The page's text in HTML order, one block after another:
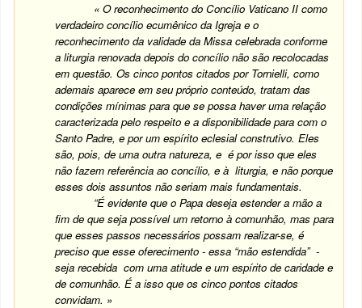
« O reconhecimento do Concílio Vaticano II como
verdadeiro concílio ecumênico da Igreja e o
reconhecimento da validade da Missa celebrada conforme
a liturgia renovada depois do concílio não são recolocadas
em questão. Os cinco pontos citados por Tornielli, como
ademais aparece em seu próprio conteúdo, tratam das
condições mínimas para que se possa haver uma relação
caracterizada pelo respeito e a disponibilidade para com o
Santo Padre, e por um espírito eclesial construtivo. Eles
são, pois, de uma outra natureza, e é por isso que eles
não fazem referência ao concílio, e à liturgia, e não porque
esses dois assuntos não seriam mais fundamentais.
“É evidente que o Papa deseja estender a mão a
fim de que seja possível um retorno à comunhão, mas para
que esses passos necessários possam realizar-se, é
preciso que esse oferecimento - essa “mão estendida” -
seja recebida com uma atitude e um espírito de caridade e
de comunhão. É a isso que os cinco pontos citados
convidam. »